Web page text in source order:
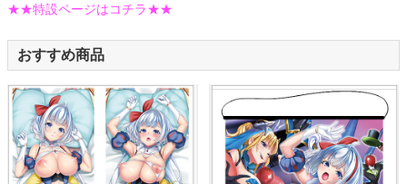
★★特設ページはコチラ★★
おすすめ商品